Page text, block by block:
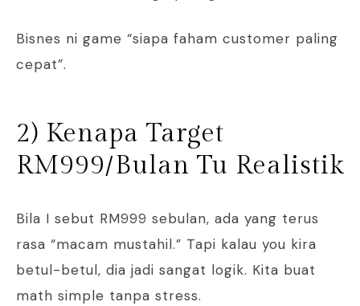
Bisnes ni game “siapa faham customer paling
cepat”.
2) Kenapa Target
RM999/Bulan Tu Realistik
Bila I sebut RM999 sebulan, ada yang terus
rasa “macam mustahil.” Tapi kalau you kira
betul-betul, dia jadi sangat logik. Kita buat
math simple tanpa stress.